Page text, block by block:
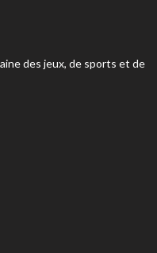
des jeux, de sports et de